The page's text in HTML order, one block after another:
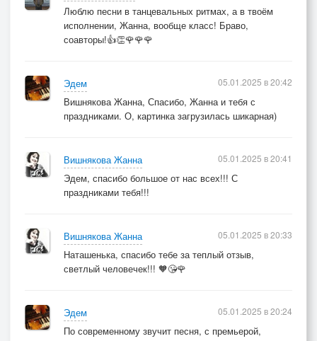
Люблю песни в танцевальных ритмах, а в твоём
исполнении, Жанна, вообще класс! Браво,
соавторы!👍👏🌹🌹🌹
Эдем
Вишнякова Жанна, Спасибо, Жанна и тебя с
праздниками. О, картинка загрузилась шикарная)
05.01.2025 в 20:42
Вишнякова Жанна
Эдем, спасибо большое от нас всех!!! С
праздниками тебя!!!
05.01.2025 в 20:41
Вишнякова Жанна
Наташенька, спасибо тебе за теплый отзыв,
светлый человечек!!! 🧡😘🌹
05.01.2025 в 20:33
Эдем
По современному звучит песня, с премьерой,
05.01.2025 в 20:24